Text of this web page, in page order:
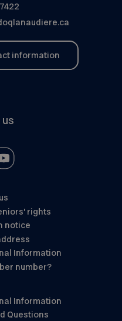
information
rights
notice
Information
number?
Information
Questions